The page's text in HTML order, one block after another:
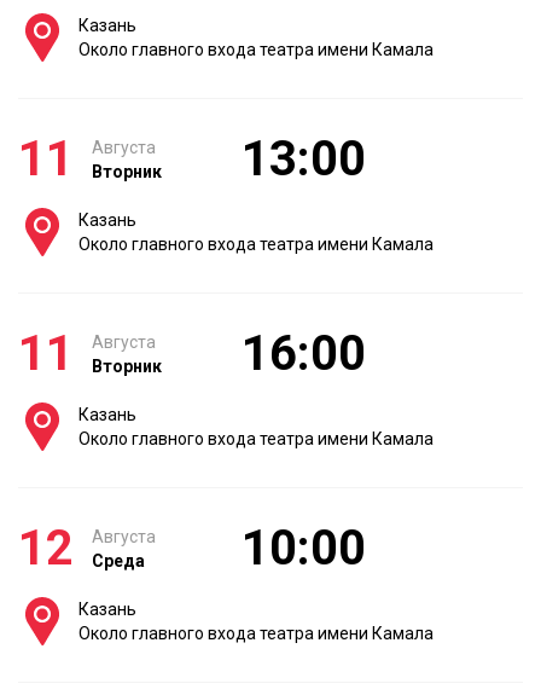
Казань
Около главного входа театра имени Камала
11
Августа
Вторник
13:00
Казань
Около главного входа театра имени Камала
11
Августа
Вторник
16:00
Казань
Около главного входа театра имени Камала
12
Августа
Среда
10:00
Казань
Около главного входа театра имени Камала